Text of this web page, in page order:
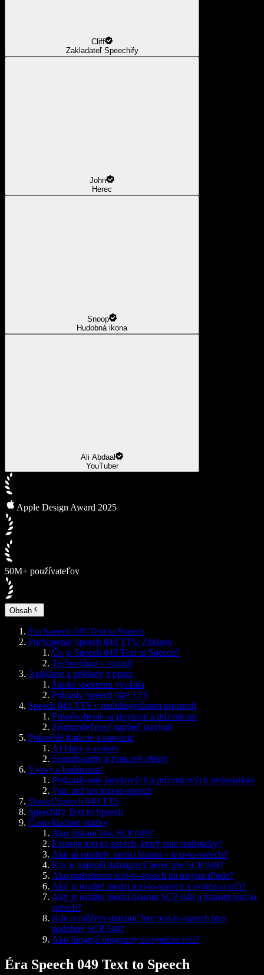
Cliff
Zakladateľ Speechify
John
Herec
Snoop
Hudobná ikona
Ali Abdaal
YouTuber
Apple Design Award 2025
50M+ používateľov
Obsah
Éra Speech 049 Text to Speech
Pochopenie Speech 049 TTS: Základy
Čo je Speech 049 Text to Speech?
Technológia v pozadí
Aplikácie a príklady z praxe
Široké spektrum využitia
Príklady Speech 049 TTS
Speech 049 TTS v multilingválnom prostredí
Prispôsobenie sa jazykom a prízvukom
Zrozumiteľnosť naprieč jazykmi
Pokročilé funkcie a inovácie
AI hlasy a avatary
Soundboardy a zvukové efekty
Výzvy a budúcnosť
Prekonávanie jazykových a prízvukových nedostatkov
Viac než len text-to-speech
Dopad Speech 049 TTS
Speechify Text to Speech
Často kladené otázky
Ako získam hlas SCP 049?
Existuje text-to-speech, ktorý znie realisticky?
Aké sú rozdiely medzi hlasmi v text-to-speech?
Kto je najlepší dabingový herec pre SCP 049?
Ako rozbehnem text-to-speech na mojom iPode?
Aký je rozdiel medzi text-to-speech a syntézou reči?
Aký je rozdiel medzi hlasom SCP-049 a hlasom text-to-
speech?
Kde si môžem stiahnuť free text-to-speech hlas
podobný SCP 049?
Ako fungujú programy na syntézu reči?
Éra Speech 049 Text to Speech